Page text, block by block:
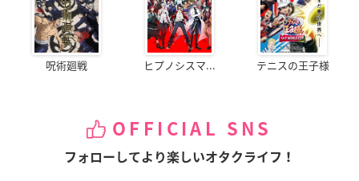
呪術廻戦 ヒプノシスマ... テニスの王子様
OFFICIAL SNS
フォローしてより楽しいオタクライフ！